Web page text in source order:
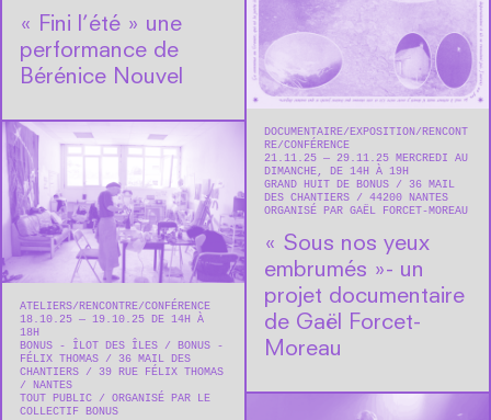
« Fini l’été » une
performance de
Bérénice Nouvel
DOCUMENTAIRE EXPOSITION
RENCONT
RE/CONFÉRENCE
21.11.25 — 29.11.25 MERCREDI AU
DIMANCHE, DE 14H À 19H
GRAND HUIT DE BONUS
36 MAIL
DES CHANTIERS
44200 NANTES
ORGANISÉ PAR GAËL FORCET-MOREAU
« Sous nos yeux
embrumés »- un
projet documentaire
de Gaël Forcet-
Moreau
ATELIERS RENCONTRE/CONFÉRENCE
18.10.25 — 19.10.25 DE 14H À
18H
BONUS - ÎLOT DES ÎLES / BONUS -
FÉLIX THOMAS
36 MAIL DES
CHANTIERS / 39 RUE FÉLIX THOMAS
NANTES
TOUT PUBLIC
ORGANISÉ PAR LE
COLLECTIF BONUS